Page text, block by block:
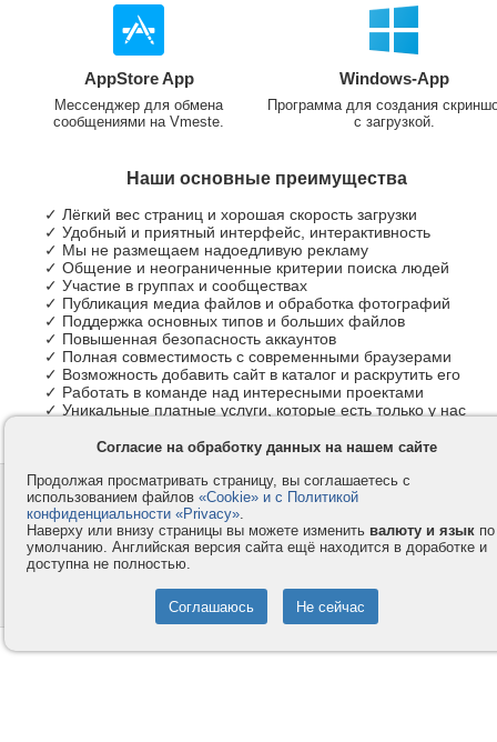
AppStore App
Мессенджер для обмена
сообщениями на Vmeste.
Windows-App
Программа для создания
с загрузкой.
Наши основные преимущества
✓ Лёгкий вес страниц и хорошая скорость загрузки
✓ Удобный и приятный интерфейс, интерактивность
✓ Мы не размещаем надоедливую рекламу
✓ Общение и неограниченные критерии поиска людей
✓ Участие в группах и сообществах
✓ Публикация медиа файлов и обработка фотографий
✓ Поддержка основных типов и больших файлов
✓ Повышенная безопасность аккаунтов
✓ Полная совместимость с современными браузерами
✓ Возможность добавить сайт в каталог и раскрутить его
✓ Работать в команде над интересными проектами
✓ Уникальные платные услуги, которые есть только у нас
Контакты
Компания
Privacy и Cookie
Услуги
Как оплатить
Помощь
© 2008-2026
- Все права защищены.
Согласие на обработку данных на нашем сайте
Продолжая просматривать страницу, вы соглашаетесь с
использованием файлов «Cookie» и с Политикой
конфиденциальности «Privacy».
Наверху или внизу страницы вы можете изменить валюту и язык по
умолчанию. Английская версия сайта ещё находится в доработке и
доступна не полностью.